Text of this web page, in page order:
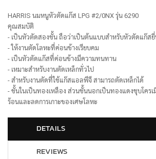
HARRIS นมหนูหัวตัดแก๊ส LPG #2/0NX รุ่น 6290
คุณสมบัติ
- เป็นหัวตัดสองชั้น ถือว่าเป็นต้นแบบสำหรับหัวตัดแก๊ส
- ให้งานตัดโลหะที่ค่อนข้างเรียบคม
- เป็นหัวตัดแก๊สที่ค่อนข้างมีความทนทาน
- เหมาะสำหรับงานตัดเหล็กทั่วไป
- สำหรับงานตัดที่ใช้แก๊สแอลพีจี สามารถตัดเหล็กได้
- ชั้นในเป็นทองเหลือง ส่วนชั้นนอกเป็นทองแดงชุบโคร
ร้อนและลดการเกาะของเศษโลหะ
DETAILS
REVIEWS